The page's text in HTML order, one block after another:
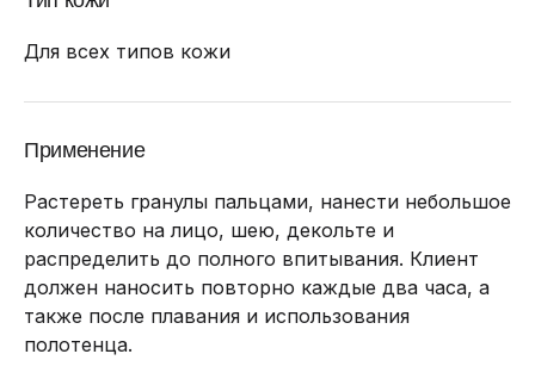
Для всех типов кожи
Применение
Растереть гранулы пальцами, нанести небольшое
количество на лицо, шею, декольте и
распределить до полного впитывания. Клиент
должен наносить повторно каждые два часа, а
также после плавания и использования
полотенца.